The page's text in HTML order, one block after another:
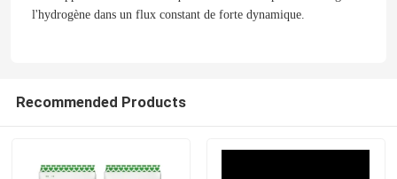
Nouvelles
Cas
l'hydrogène dans un flux constant de forte dynamique.
Recommended Products